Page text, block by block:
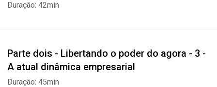
Duração: 42min
Parte dois - Libertando o poder do agora - 3 -
A atual dinâmica empresarial
Duração: 45min